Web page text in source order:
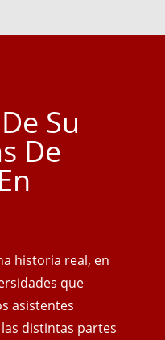
Su
De
historia real, en
que
asistentes
distintas partes